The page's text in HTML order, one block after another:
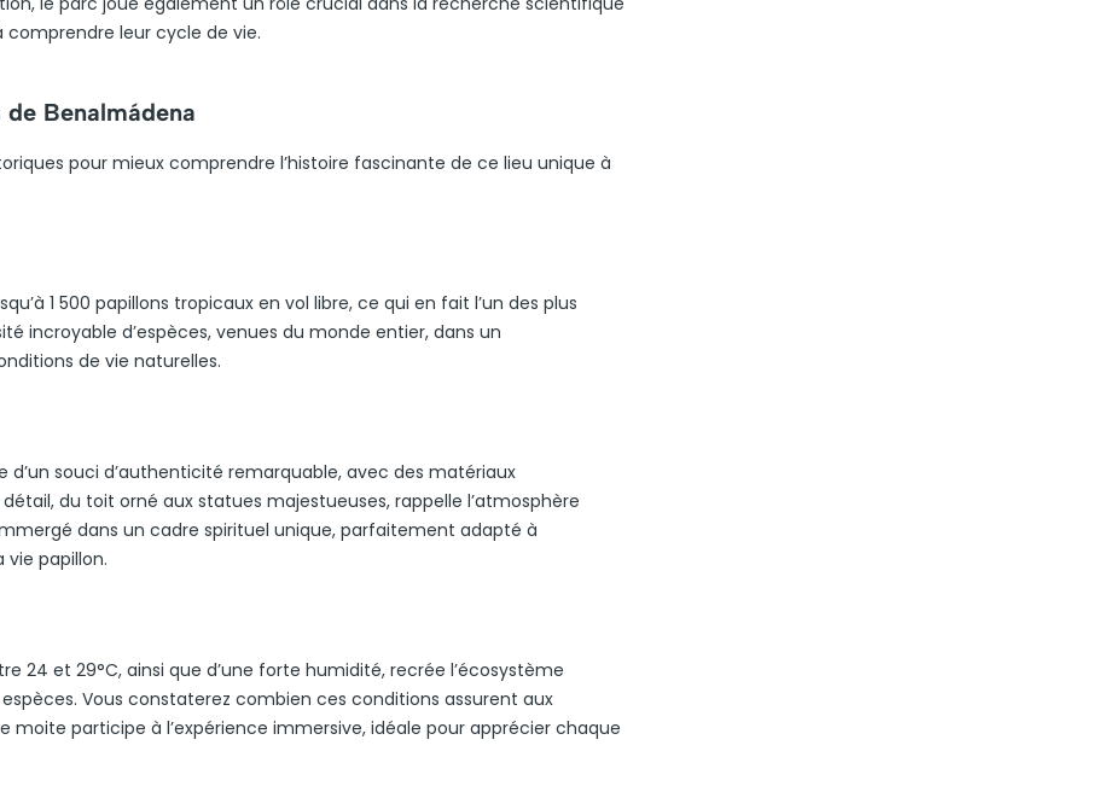
leur cycle de vie.
Benalmádena
pour mieux comprendre l’histoire fascinante de ce lieu unique à
1 500 papillons tropicaux en vol libre, ce qui en fait l’un des plus
incroyable d’espèces, venues du monde entier, dans un
de vie naturelles.
souci d’authenticité remarquable, avec des matériaux
du toit orné aux statues majestueuses, rappelle l’atmosphère
dans un cadre spirituel unique, parfaitement adapté à
vie papillon.
24 et 29°C, ainsi que d’une forte humidité, recrée l’écosystème
Vous constaterez combien ces conditions assurent aux
moite participe à l’expérience immersive, idéale pour apprécier chaque